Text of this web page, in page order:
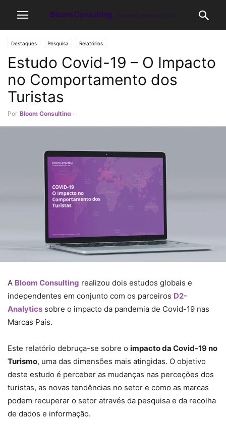
Destaques Pesquisa Relatórios
Estudo Covid-19 – O Impacto
no Comportamento dos
Turistas
Por Bloom Consulting -
A Bloom Consulting realizou dois estudos globais e
independentes em conjunto com os parceiros D2-
Analytics sobre o impacto da pandemia de Covid-19 nas
Marcas País.
Este relatório debruça-se sobre o impacto da Covid-19 no
Turismo, uma das dimensões mais atingidas. O objetivo
deste estudo é perceber as mudanças nas perceções dos
turistas, as novas tendências no setor e como as marcas
podem recuperar o setor através da pesquisa e da recolha
de dados e informação.